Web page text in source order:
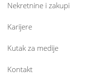
Nekretnine i zakupi
Karijere
Kutak za medije
Kontakt